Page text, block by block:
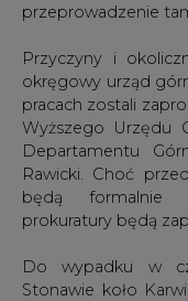
przeprowadzenie
Przyczyny i
okręgowy urząd
pracach zostali
Wyższego Urzędu
Departamentu
Rawicki. Choć
będą formalnie
prokuratury będą
Do wypadku w
Stonawie koło